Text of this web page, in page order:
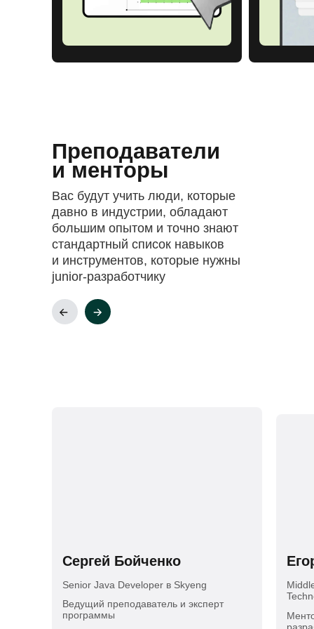
Преподаватели
и менторы
Вас будут учить люди, которые
давно в индустрии, обладают
большим опытом и точно знают
стандартный список навыков
и инструментов, которые нужны
junior-разработчику
Сергей Бойченко
Senior Java Developer в Skyeng
Ведущий преподаватель и эксперт
программы